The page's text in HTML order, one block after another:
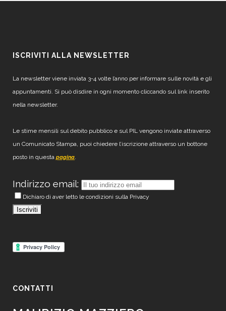
ISCRIVITI ALLA NEWSLETTER
La newsletter viene inviata 3-4 volte l’anno per informare sulle novità e gli
appuntamenti. Si può disdire in ogni momento cliccando sul link inserito
nella newsletter.
Le stime mensili sul debito pubblico e sul PIL vengono inviate attraverso
un Comunicato Stampa, puoi chiedere l’iscrizione attraverso un bottone
posto in questa pagina.
Indirizzo email:
Dichiaro di aver letto le condizioni sulla Privacy
CONTATTI